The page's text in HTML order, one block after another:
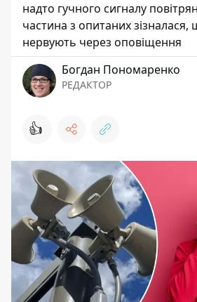
надто гучного сигналу
частина з опитаних
нервують через оповіщення
Богдан Пономаренко
РЕДАКТОР
👍